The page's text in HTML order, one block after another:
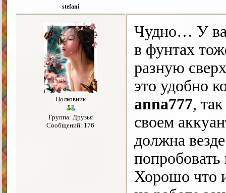
stefani
Полковник
Группа: Друзья
Сообщений: 176
Чудно… У
в фунтах
разную
это удобно
anna777,
своем
должна
Хорошо что